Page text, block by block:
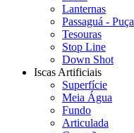
Lanternas
Passaguá - Puça
Tesouras
Stop Line
Down Shot
Iscas Artificiais
Superfície
Meia Água
Fundo
Articulada